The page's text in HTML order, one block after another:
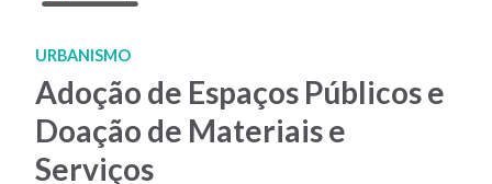
URBANISMO
Adoção de Espaços Públicos e
Doação de Materiais e
Serviços